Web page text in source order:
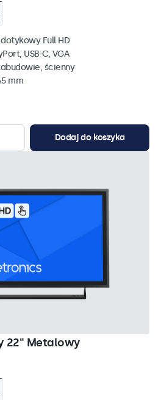
Full HD
USB-C, VGA
ścienny
mm
Dodaj do koszyka
22" Metalowy